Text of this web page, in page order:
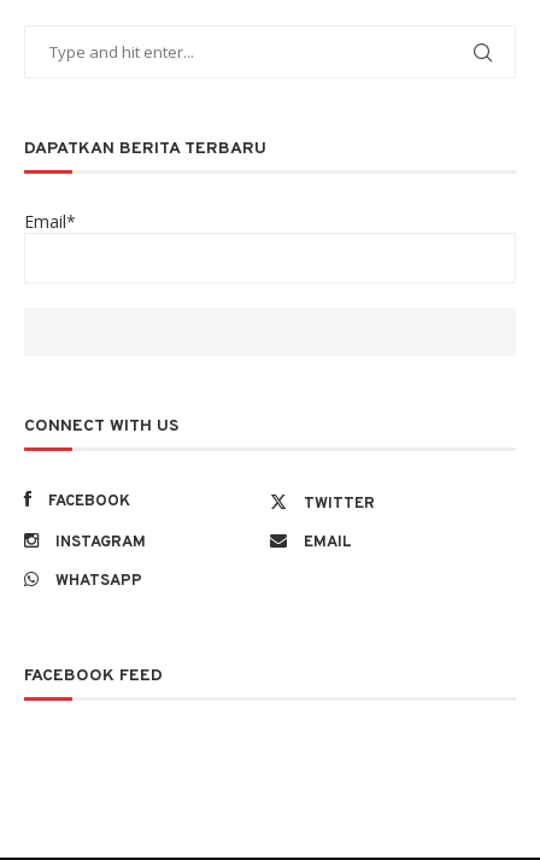
DAPATKAN BERITA TERBARU
Email*
CONNECT WITH US
FACEBOOK
TWITTER
INSTAGRAM
EMAIL
WHATSAPP
FACEBOOK FEED